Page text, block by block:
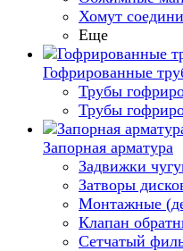
Хомут
Еще
Гофрированные
Трубы
Трубы
Запорная арматура
Задвижки
Затворы
Монтажные
Клапан
Сетчатый